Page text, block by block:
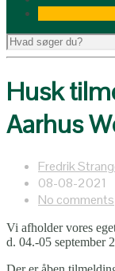
Husk
Aarhus
Fredrik
08-08-2021
No comments
Vi afholder vores
d. 04.-05 september